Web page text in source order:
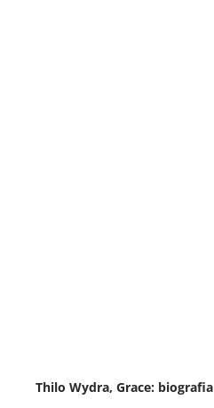
Thilo Wydra, Grace: biografia